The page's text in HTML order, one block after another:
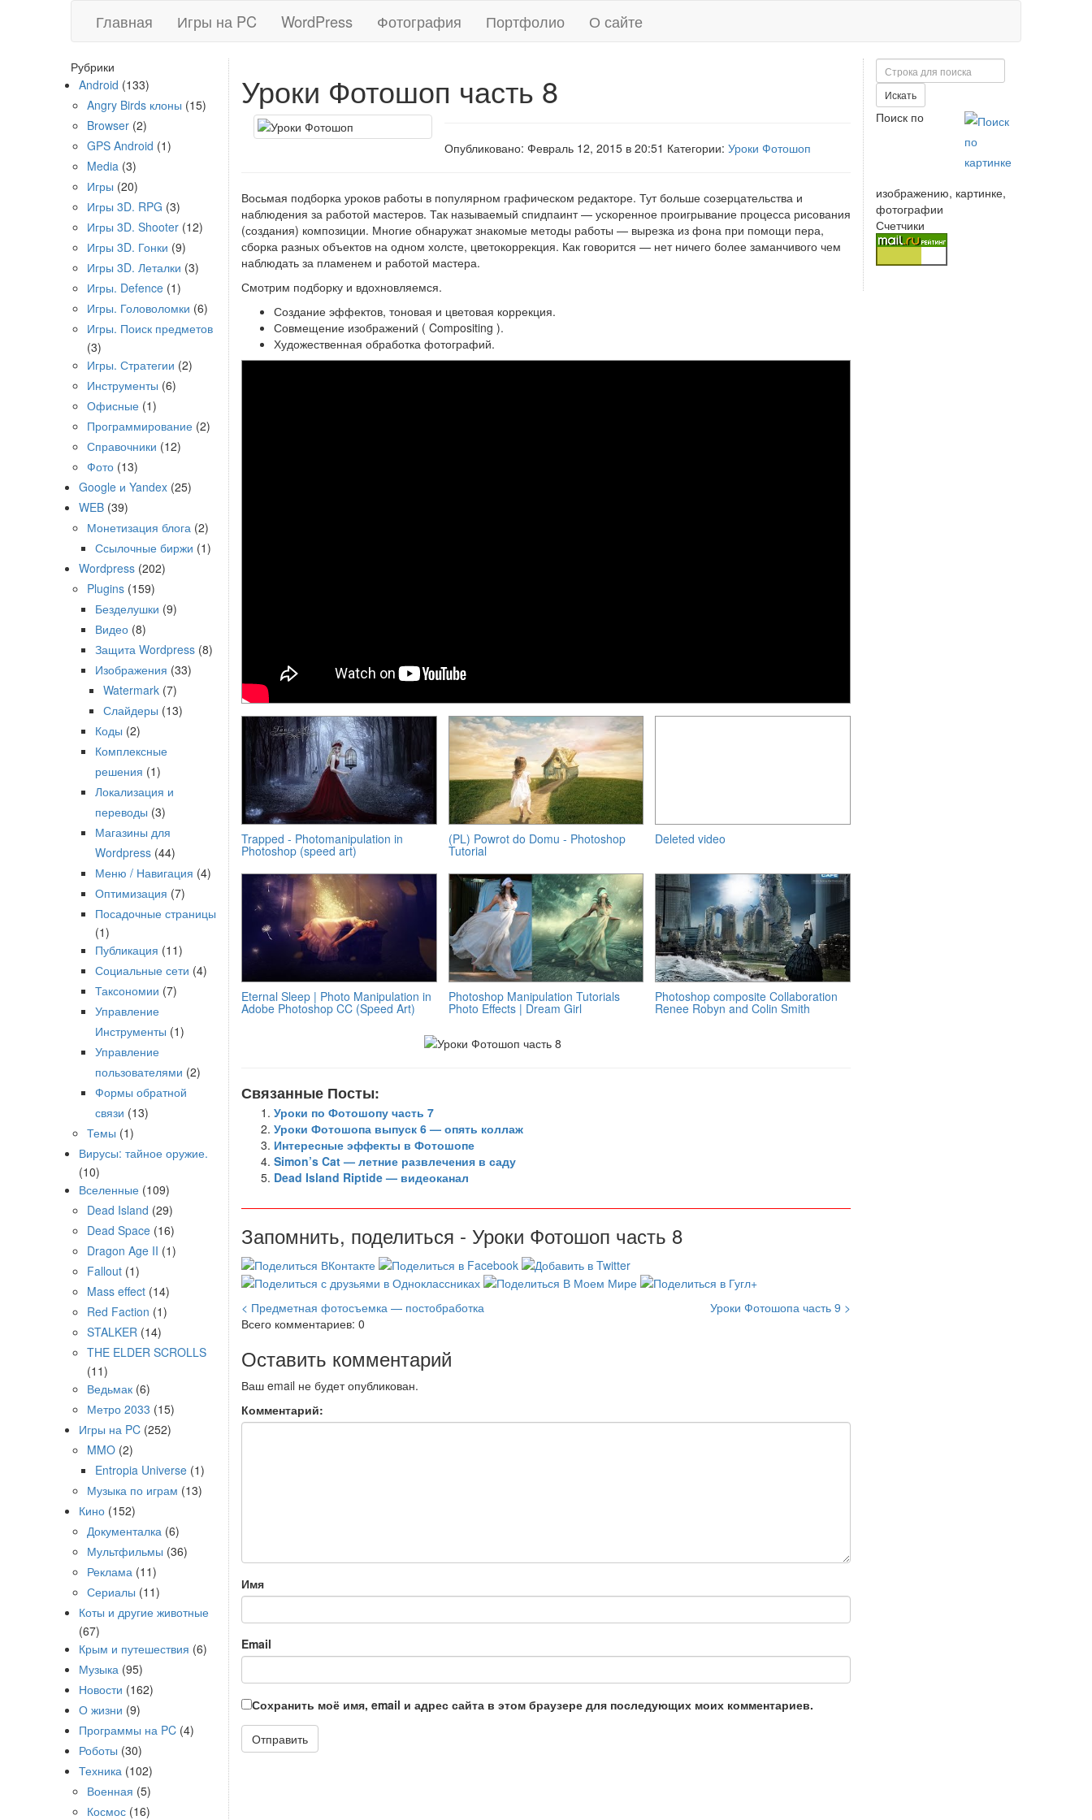
Главная Игры на PC WordPress Фотография Портфолио О сайте
Уроки Фотошоп часть 8
Опубликовано: Февраль 12, 2015 в 20:51 Категории: Уроки Фотошоп
Восьмая подборка уроков работы в популярном графическом редакторе. Тут больше созерцательства и
наблюдения за работой мастеров. Так называемый спидпаинт — ускоренное проигрывание процесса рисования
(создания) композиции. Многие обнаружат знакомые методы работы — вырезка из фона при помощи пера,
сборка разных объектов на одном холсте, цветокоррекция. Как говорится — нет ничего более заманчивого чем
наблюдать за пламенем и работой мастера.
Смотрим подборку и вдохновляемся.
Создание эффектов, тоновая и цветовая коррекция.
Совмещение изображений ( Compositing ).
Художественная обработка фотографий.
Trapped - Photomanipulation in
Photoshop (speed art)
(PL) Powrot do Domu - Photoshop
Tutorial
Deleted video
Eternal Sleep | Photo Manipulation in
Adobe Photoshop CC (Speed Art)
Photoshop Manipulation Tutorials
Photo Effects | Dream Girl
Photoshop composite Collaboration
Renee Robyn and Colin Smith
Связанные Посты:
Уроки по Фотошопу часть 7
Уроки Фотошопа выпуск 6 — опять коллаж
Интересные эффекты в Фотошопе
Simon’s Cat — летние развлечения в саду
Dead Island Riptide — видеоканал
Запомнить, поделиться - Уроки Фотошоп часть 8
< Предметная фотосъемка — постобработка
Уроки Фотошопа часть 9 >
Всего комментариев: 0
Оставить комментарий
Ваш email не будет опубликован.
Комментарий:
Имя
Email
Сохранить моё имя, email и адрес сайта в этом браузере для последующих моих комментариев.
Рубрики
Android (133)
Angry Birds клоны (15)
Browser (2)
GPS Android (1)
Media (3)
Игры (20)
Игры 3D. RPG (3)
Игры 3D. Shooter (12)
Игры 3D. Гонки (9)
Игры 3D. Леталки (3)
Игры. Defence (1)
Игры. Головоломки (6)
Игры. Поиск предметов
(3)
Игры. Стратегии (2)
Инструменты (6)
Офисные (1)
Программирование (2)
Справочники (12)
Фото (13)
Google и Yandex (25)
WEB (39)
Монетизация блога (2)
Ссылочные биржи (1)
Wordpress (202)
Plugins (159)
Безделушки (9)
Видео (8)
Защита Wordpress (8)
Изображения (33)
Watermark (7)
Слайдеры (13)
Коды (2)
Комплексные
решения (1)
Локализация и
переводы (3)
Магазины для
Wordpress (44)
Меню / Навигация (4)
Оптимизация (7)
Посадочные страницы
(1)
Публикация (11)
Социальные сети (4)
Таксономии (7)
Управление
Инструменты (1)
Управление
пользователями (2)
Формы обратной
связи (13)
Темы (1)
Вирусы: тайное оружие.
(10)
Вселенные (109)
Dead Island (29)
Dead Space (16)
Dragon Age II (1)
Fallout (1)
Mass effect (14)
Red Faction (1)
STALKER (14)
THE ELDER SCROLLS
(11)
Ведьмак (6)
Метро 2033 (15)
Игры на PC (252)
MMO (2)
Entropia Universe (1)
Музыка по играм (13)
Кино (152)
Документалка (6)
Мультфильмы (36)
Реклама (11)
Сериалы (11)
Коты и другие животные
(67)
Крым и путешествия (6)
Музыка (95)
Новости (162)
О жизни (9)
Программы на PC (4)
Роботы (30)
Техника (102)
Военная (5)
Космос (16)
Поиск
Искать
Поиск по
изображению, картинке,
фотографии
Счетчики